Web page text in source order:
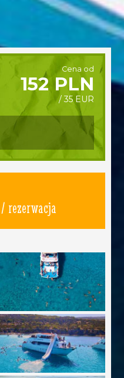
Cena od
152 PLN
/ 35 EUR
rezerwacja